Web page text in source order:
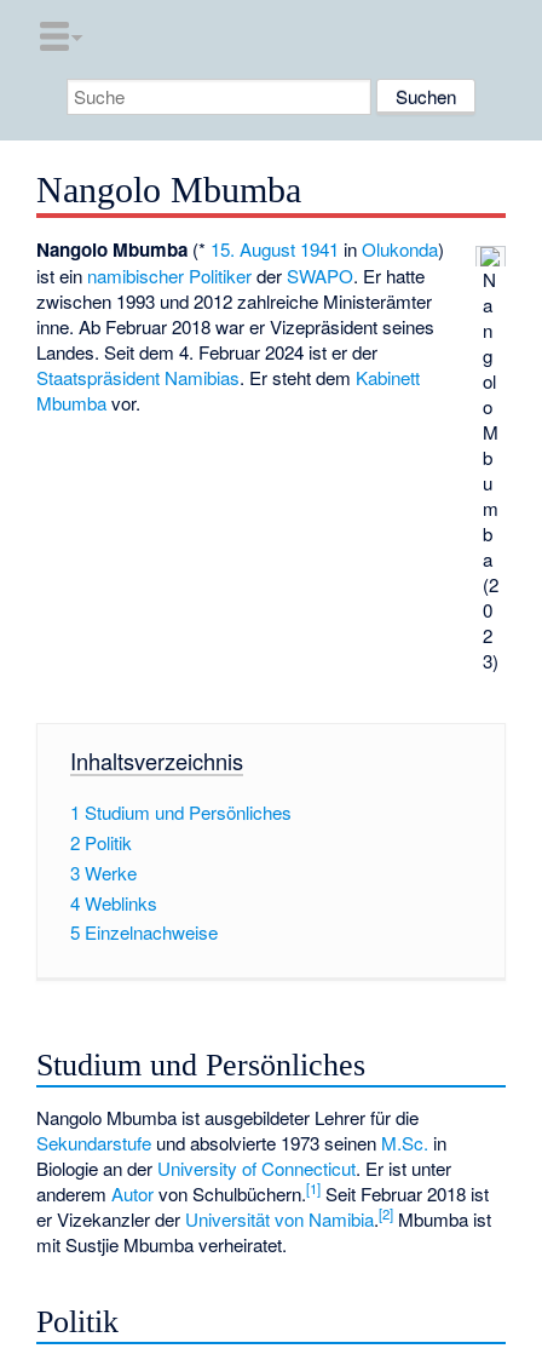
Nangolo Mbumba
N
a
n
g
ol
o
M
b
u
m
b
a
(2
0
2
3)
Nangolo Mbumba (* 15. August 1941 inOlukonda)
ist ein namibischer PolitikerderSWAPO. Er hatte
zwischen 1993 und 2012 zahlreiche Ministerämter
inne. Ab Februar 2018 war er Vizepräsident seines
Landes. Seit dem 4. Februar 2024 ist er der
Staatspräsident Namibias. Er steht dem Kabinett
Mbumbavor.
Inhaltsverzeichnis
1 Studium und Persönliches
2 Politik
3Werke
4Weblinks
5 Einzelnachweise
Studium und Persönliches
Nangolo Mbumba ist ausgebildeter Lehrer für die
Sekundarstufe und absolvierte 1973 seinen M.Sc. in
Biologie an der University of Connecticut. Er ist unter
anderemAutorvon Schulbüchern.[1] Seit Februar 2018 ist
er Vizekanzler der Universität von Namibia.[2] Mbumba ist
mitSustjie Mbumbaverheiratet.
Politik